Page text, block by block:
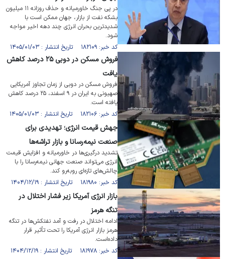
در پی جنگ خاورمیانه و حذف روزانه ۱۱ میلیون
بشکه نفت از بازار، جهان ممکن است با
شدیدترین بحران انرژی چند دهه اخیر مواجه
شود.
کد خبر: ۱۸۲۱۰۹ تاریخ انتشار : ۱۴۰۵/۰۱/۰۳
فروش مسکن در دوبی ۲۵ درصد کاهش
یافت
فروش مسکن در دوبی از زمان تجاوز آمریکایی
صهیونی به ایران در ۹ اسفند، ۲۵ درصد کاهش
یافته است.
کد خبر: ۱۸۲۱۰۶ تاریخ انتشار : ۱۴۰۵/۰۱/۰۳
جهش قیمت انرژی؛ تهدیدی برای
صنعت نیمه‌رسانا و بازار تراشه‌ها
تشدید درگیری‌ها در خاورمیانه و افزایش قیمت
انرژی می‌تواند صنعت جهانی نیمه‌رسانا را با
چالش‌های تازه‌ای روبه‌رو کند.
کد خبر: ۱۸۱۹۸۰ تاریخ انتشار : ۱۴۰۴/۱۲/۱۹
بازار انرژی آمریکا زیر فشار اختلال در
تنگه هرمز
ادامه اختلال در رفت و آمد نفتکش‌ها در تنگه
هرمز بازار انرژی آمریکا را تحت تأثیر قرار
داده‌است.
کد خبر: ۱۸۱۹۷۸ تاریخ انتشار : ۱۴۰۴/۱۲/۱۹